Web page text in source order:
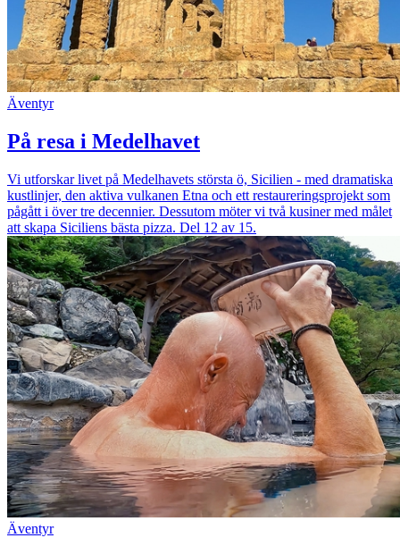
Äventyr
På resa i Medelhavet
Vi utforskar livet på Medelhavets största ö, Sicilien - med dramatiska
kustlinjer, den aktiva vulkanen Etna och ett restaureringsprojekt som
pågått i över tre decennier. Dessutom möter vi två kusiner med målet
att skapa Siciliens bästa pizza. Del 12 av 15.
Äventyr